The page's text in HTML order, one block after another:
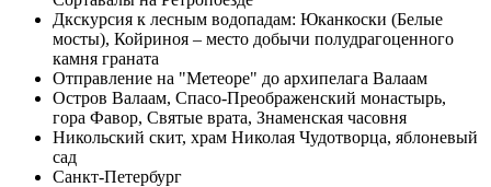
Дкскурсия к лесным водопадам: Юканкоски (Белые
мосты), Койриноя – место добычи полудрагоценного
камня граната
Отправление на "Метеоре" до архипелага Валаам
Остров Валаам, Спасо-Преображенский монастырь,
гора Фавор, Святые врата, Знаменская часовня
Никольский скит, храм Николая Чудотворца, яблоневый
сад
Санкт-Петербург